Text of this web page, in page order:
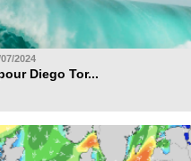
2024
Diego Tor...